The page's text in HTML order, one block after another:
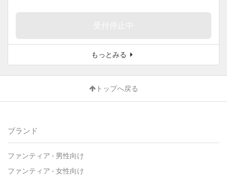
もっとみる
トップへ戻る
ブランド
ファンティア - 男性向け
ファンティア - 女性向け